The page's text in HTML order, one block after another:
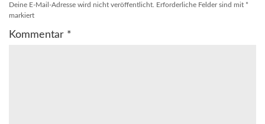
Deine E-Mail-Adresse wird nicht veröffentlicht. Erforderliche Felder sind mit *
markiert
Kommentar *